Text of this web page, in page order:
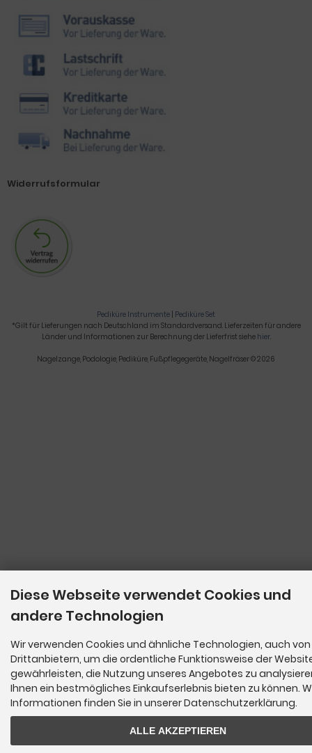
Widerrufsformular
Pediküre Instrumente | Pediküre Set
*Gilt für Lieferungen nach Deutschland im Standardversand. Lieferzeiten für andere
Länder und Informationen zur Berechnung der Lieferfrist siehe hier.
Nagelzange, Podologie, Pediküre, Fußpflegegeräte, Nagelfräser © 2026
Diese Webseite verwendet Cookies und
andere Technologien
Wir verwenden Cookies und ähnliche Technologien, auch von
Drittanbietern, um die ordentliche Funktionsweise der
gewährleisten, die Nutzung unseres Angebotes zu
Ihnen ein bestmögliches Einkaufserlebnis bieten zu können.
Informationen finden Sie in unserer Datenschutzerklärung.
ALLE AKZEPTIEREN